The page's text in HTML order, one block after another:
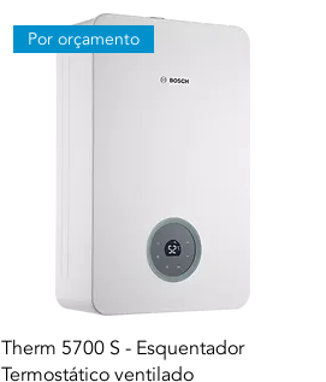
Por orçamento
Therm 5700 S - Esquentador
Termostático ventilado